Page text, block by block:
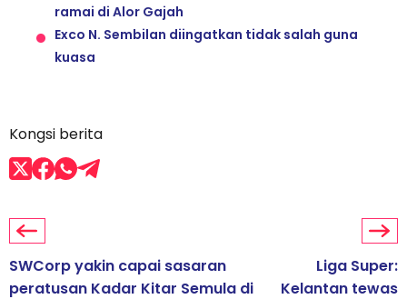
ramai di Alor Gajah
Exco N. Sembilan diingatkan tidak salah guna
kuasa
Kongsi berita
SWCorp yakin capai sasaran
peratusan Kadar Kitar Semula di
Liga Super:
Kelantan tewas